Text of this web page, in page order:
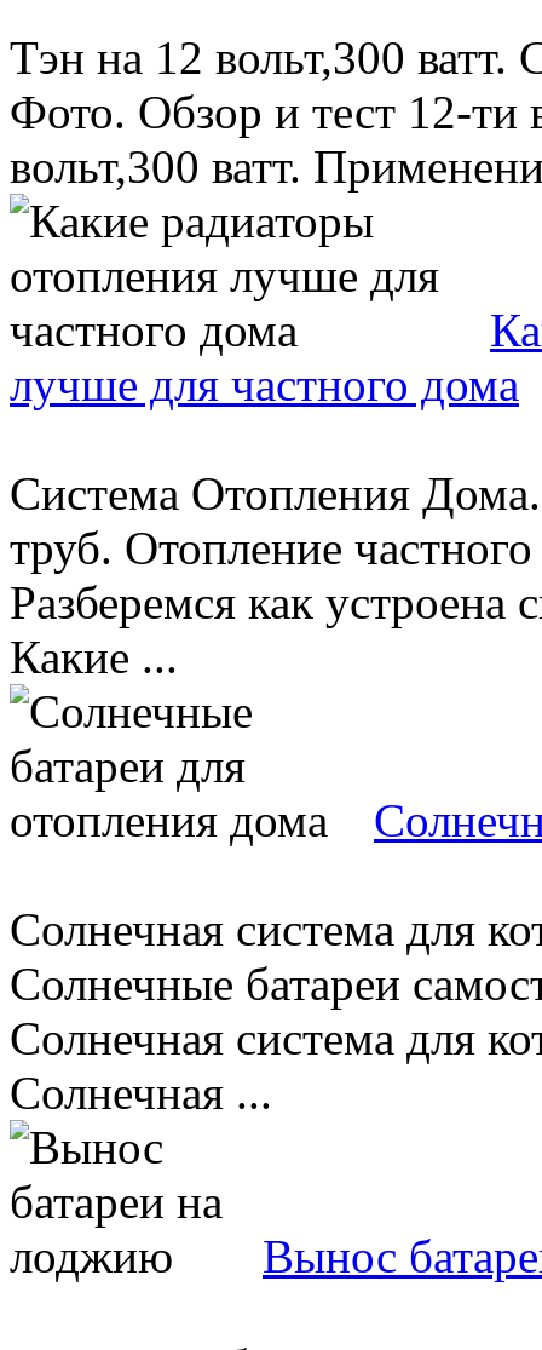
Тэн на 12 вольт,300 ватт.
Фото. Обзор и тест 12-ти
вольт,300 ватт.
лучше для частного дома
Система Отопления
труб. Отопление
Разберемся как устроена
Какие ...
Солнечная система для
Солнечные батареи
Солнечная система для
Солнечная ...
Вынос